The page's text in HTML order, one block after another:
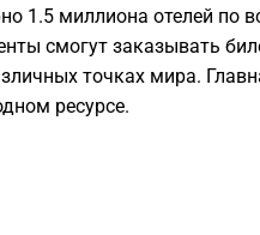
1.5 миллиона отелей по
смогут заказывать
точках мира.
ресурсе.